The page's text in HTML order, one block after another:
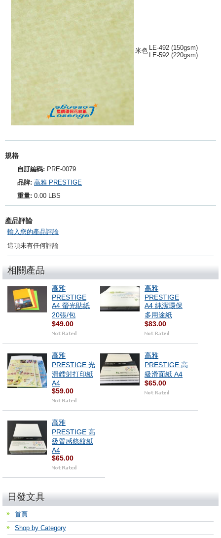
米色 LE-492 (150gsm)
LE-592 (220gsm)
規格
自訂編碼: PRE-0079
品牌: 高雅 PRESTIGE
重量: 0.00 LBS
產品評論
輸入您的產品評論
這項未有任何評論
相關產品
高雅
PRESTIGE
A4 螢光貼紙
20張/包
$49.00
高雅
PRESTIGE
A4 純潔環保
多用途紙
$83.00
高雅
PRESTIGE 光
滑鐳射打印紙
A4
$59.00
高雅
PRESTIGE 高
級滑面紙 A4
$65.00
高雅
PRESTIGE 高
級質感條紋紙
A4
$65.00
日發文具
首頁
Shop by Category